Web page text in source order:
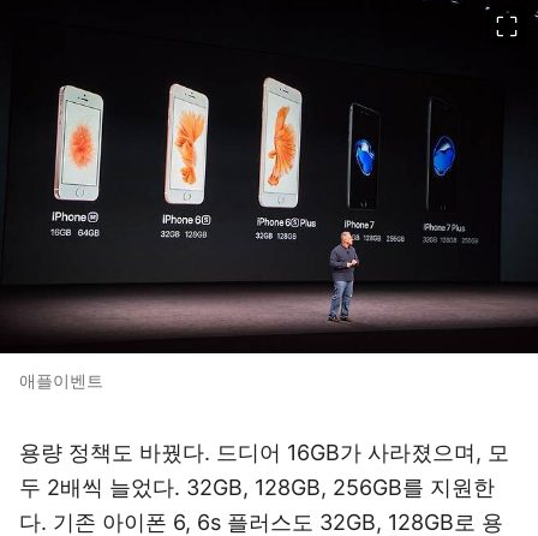
애플이벤트
용량 정책도 바꿨다. 드디어 16GB가 사라졌으며, 모
두 2배씩 늘었다. 32GB, 128GB, 256GB를 지원한
다. 기존 아이폰 6, 6s 플러스도 32GB, 128GB로 용